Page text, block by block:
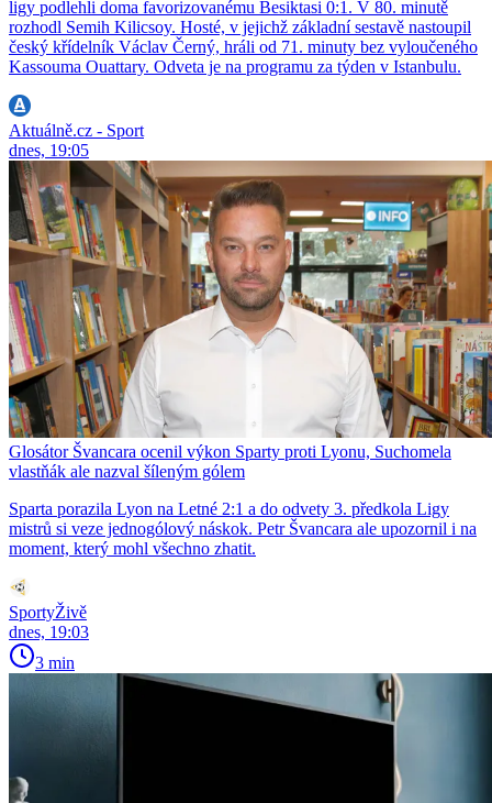
ligy podlehli doma favorizovanému Besiktasi 0:1. V 80. minutě
rozhodl Semih Kilicsoy. Hosté, v jejichž základní sestavě nastoupil
český křídelník Václav Černý, hráli od 71. minuty bez vyloučeného
Kassouma Ouattary. Odveta je na programu za týden v Istanbulu.
Aktuálně.cz - Sport
dnes, 19:05
Glosátor Švancara ocenil výkon Sparty proti Lyonu, Suchomela
vlastňák ale nazval šíleným gólem
Sparta porazila Lyon na Letné 2:1 a do odvety 3. předkola Ligy
mistrů si veze jednogólový náskok. Petr Švancara ale upozornil i na
moment, který mohl všechno zhatit.
SportyŽivě
dnes, 19:03
3 min